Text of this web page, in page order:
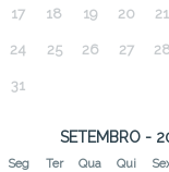
17 18 19 20 21
24 25 26 27 28
31
SETEMBRO -
Seg Ter Qua Qui